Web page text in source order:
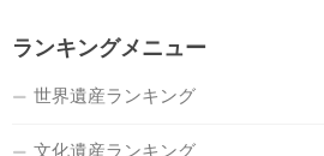
ランキングメニュー
世界遺産ランキング
文化遺産ランキング